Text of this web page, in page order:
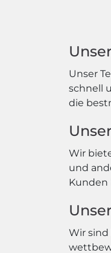
Unser
schnell
die
Wir
und
Kunden
Wir sind